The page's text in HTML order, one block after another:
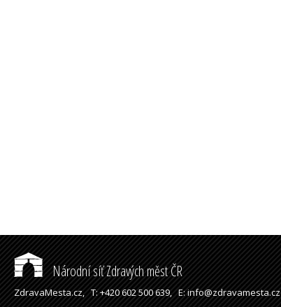
Národní síť Zdravých měst ČR
ZdravaMesta.cz,T: +420 602 500 639,E: info@zdravamesta.cz